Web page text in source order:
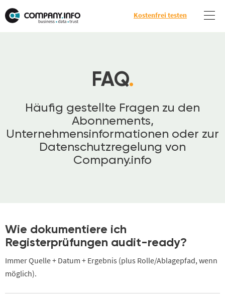
Kostenfrei testen
FAQ.
Häufig gestellte Fragen zu den
Abonnements,
Unternehmensinformationen oder zur
Datenschutzregelung von
Company.info
Wie dokumentiere ich
Registerprüfungen audit-ready?
Immer Quelle + Datum + Ergebnis (plus Rolle/Ablagepfad, wenn
möglich).